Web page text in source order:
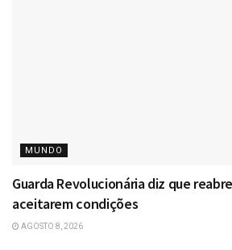
MUNDO
Guarda Revolucionária diz que
aceitarem condições
AGOSTO 8, 2026